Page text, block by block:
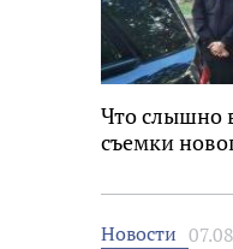
Что слышно
съемки
Новости